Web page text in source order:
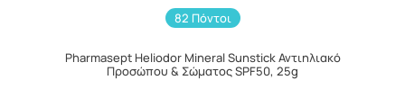
82 Πόντοι
Pharmasept Heliodor Mineral Sunstick Αντιηλιακό
Προσώπου & Σώματος SPF50, 25g